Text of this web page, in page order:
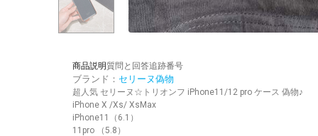
商品説明質問と回答追跡番号
ブランド： セリーヌ偽物
超人気 セリーヌ☆トリオンフ iPhone11/12 pro ケース 偽物♪
iPhone X /Xs/ XsMax
iPhone11（6.1）
11pro （5.8）